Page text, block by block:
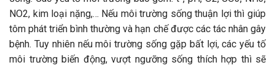
NO2, kim loại nặng,… Nếu môi trường sống thuận lợi thì giúp
tôm phát triển bình thường và hạn chế được các tác nhân gây
bệnh. Tuy nhiên nếu môi trường sống gặp bất lợi, các yếu tố
môi trường biến động, vượt ngưỡng sống thích hợp thì sẽ